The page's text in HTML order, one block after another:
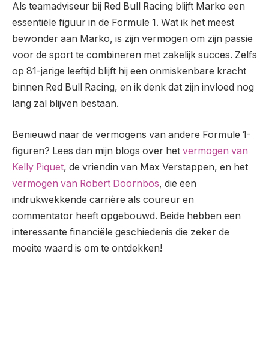
Als teamadviseur bij Red Bull Racing blijft Marko een
essentiële figuur in de Formule 1. Wat ik het meest
bewonder aan Marko, is zijn vermogen om zijn passie
voor de sport te combineren met zakelijk succes. Zelfs
op 81-jarige leeftijd blijft hij een onmiskenbare kracht
binnen Red Bull Racing, en ik denk dat zijn invloed nog
lang zal blijven bestaan.
Benieuwd naar de vermogens van andere Formule 1-
figuren? Lees dan mijn blogs over het vermogen van
Kelly Piquet, de vriendin van Max Verstappen, en het
vermogen van Robert Doornbos, die een
indrukwekkende carrière als coureur en
commentator heeft opgebouwd. Beide hebben een
interessante financiële geschiedenis die zeker de
moeite waard is om te ontdekken!